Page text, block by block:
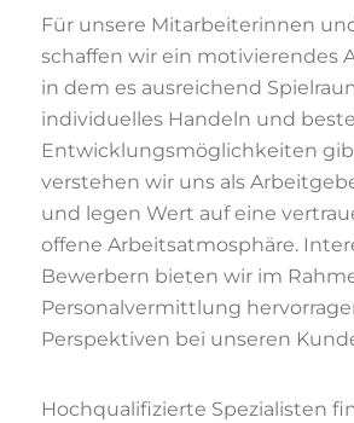
Für unsere Mitarbeiterinnen
schaffen wir ein motivierendes
in dem es ausreichend
individuelles Handeln und beste
Entwicklungsmöglichkeiten
verstehen wir uns als
und legen Wert auf eine
offene Arbeitsatmosphäre.
Bewerbern bieten wir im
Personalvermittlung
Perspektiven bei unseren
Hochqualifizierte Spezialisten